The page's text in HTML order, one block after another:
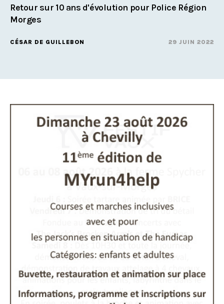
Retour sur 10 ans d'évolution pour Police Région
Morges
CÉSAR DE GUILLEBON 29 JUIN 2022